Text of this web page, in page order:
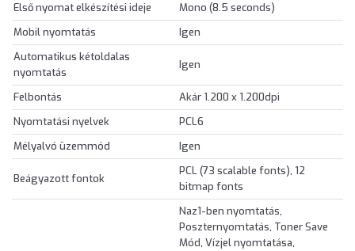
Első nyomat elkészítési ideje
Mono (8.5 seconds)
Mobil nyomtatás
Igen
Automatikus kétoldalas
nyomtatás
Igen
Felbontás
Akár 1.200 x 1.200dpi
Nyomtatási nyelvek
PCL6
Mélyalvó üzemmód
Igen
Beágyazott fontok
PCL (73 scalable fonts), 12
bitmap fonts
Naz1-ben nyomtatás,
Poszternyomtatás, Toner Save
Mód, Vízjel nyomtatása,